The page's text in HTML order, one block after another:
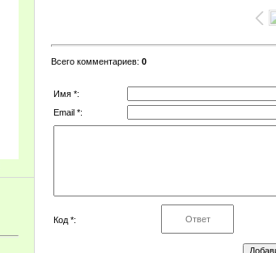
Всего комментариев: 0
Имя *:
Email *:
Код *: